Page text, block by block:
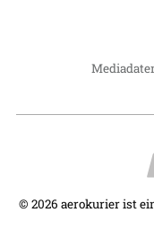
© 2026 aerokurier ist